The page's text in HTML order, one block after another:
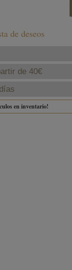
de deseos
de 40€
en inventario!